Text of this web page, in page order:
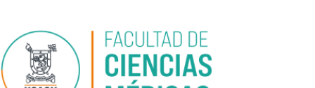
Pasar al contenido principal